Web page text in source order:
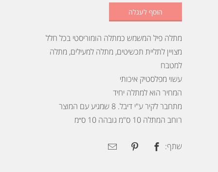
הוסף לעגלה
מתלה פיל המשמש כמתלה הומוריסטי בכל חלל
מצויין לתליית תכשיטים, מתלה למעילים, מתלה
למטבח
עשוי מפלסטיק איכותי
המחיר הוא למתלה יחיד
מתחבר לקיר ע"י דיבל. 8 שמגיע עם המוצר
רוחב המתלה 10 ס"מ גובהה 10 ס״מ
שתף: